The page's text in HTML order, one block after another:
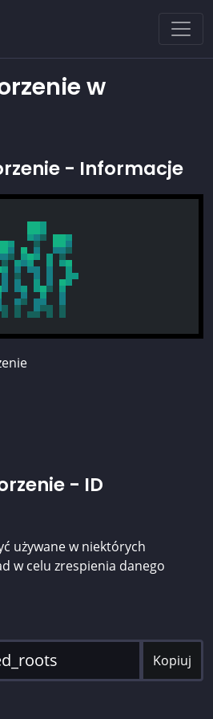
w
- Informacje
- ID
używane w niektórych
w celu zrespienia danego
Kopiuj